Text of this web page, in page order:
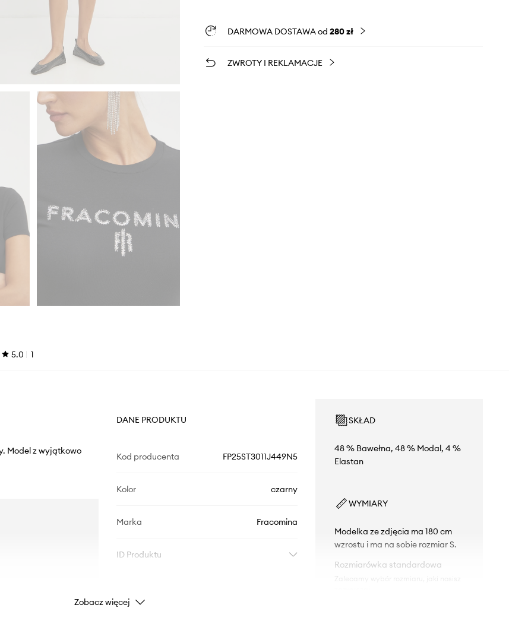
DARMOWA DOSTAWA od 280 zł
ZWROTY I REKLAMACJE
5.0 1
Model z wyjątkowo
DANE PRODUKTU
Kod producenta FP25ST3011J449N5
Kolor czarny
Marka Fracomina
ID Produktu
SKŁAD
48 % Bawełna, 48 % Modal, 4 %
Elastan
WYMIARY
Modelka ze zdjęcia ma 180 cm
wzrostu i ma na sobie rozmiar S.
Rozmiarówka standardowa
Zalecamy wybór rozmiaru, jaki nosisz
Zobacz więcej